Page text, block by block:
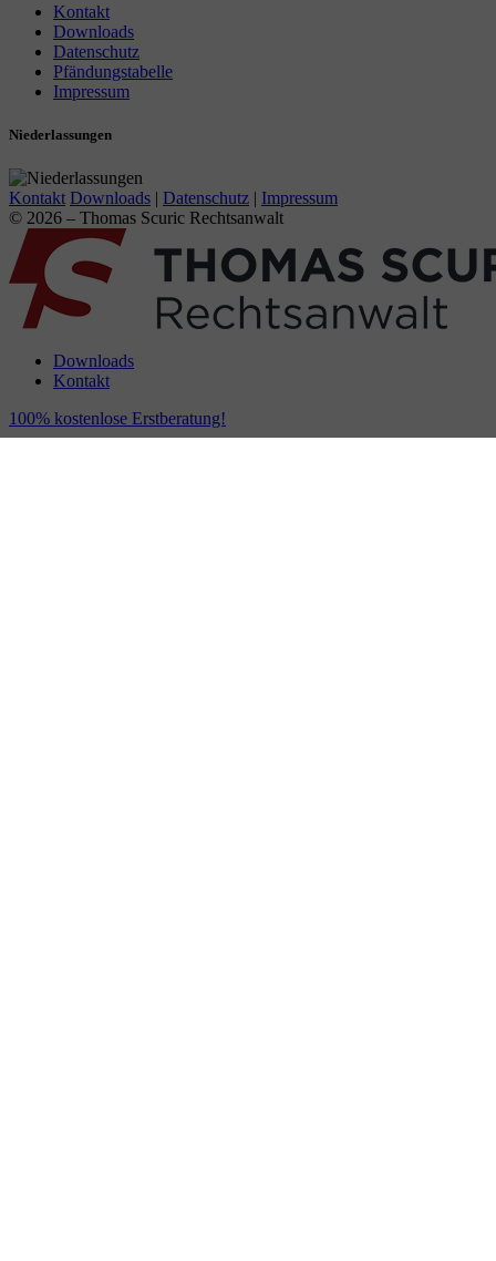
Kontakt
Downloads
Datenschutz
Pfändungstabelle
Impressum
Niederlassungen
Kontakt Downloads | Datenschutz | Impressum
© 2026 – Thomas Scuric Rechtsanwalt
Downloads
Kontakt
100% kostenlose Erstberatung!